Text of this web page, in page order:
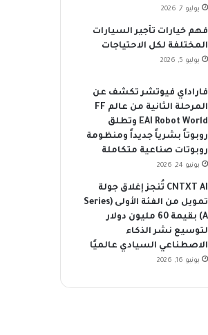
يوليو 7, 2026
فهم خيارات تأجير السيارات
المختلفة لكل الاحتياجات
يوليو 5, 2026
فاراداي فيوتشر تكشف عن
المرحلة الثانية من عالم FF
EAI Robot World وتطلق
روبوتاً بشرياً جديداً ومنظومة
روبوتات صناعية متكاملة
يونيو 24, 2026
CNTXT AI تُنجز إغلاق جولة
تمويل من الفئة الأولى (Series
A) بقيمة 60 مليون دولار
لتوسيع نشر الذكاء
الاصطناعي السيادي عالميًا
يونيو 16, 2026